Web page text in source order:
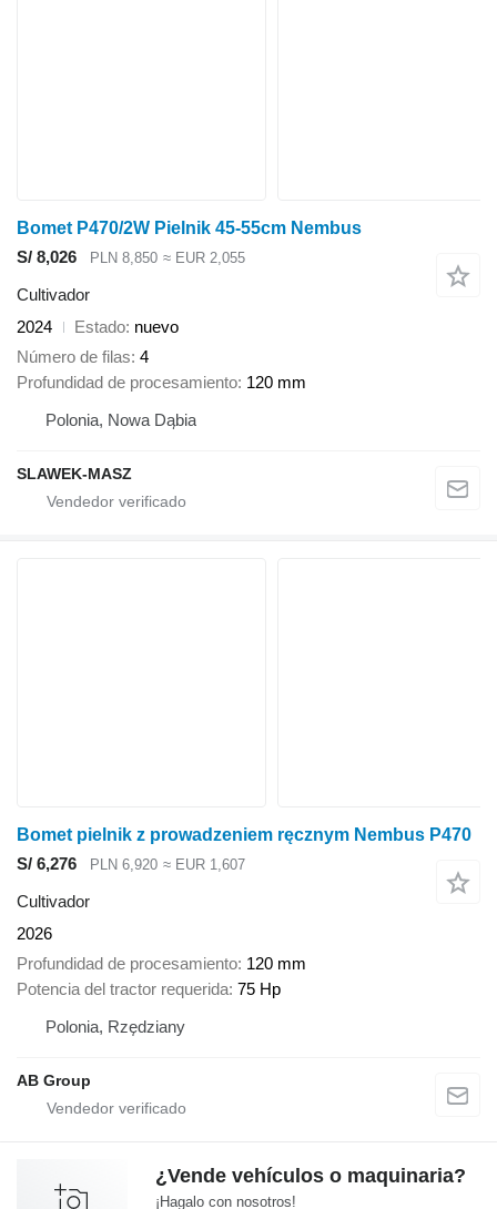
Bomet P470/2W Pielnik 45-55cm Nembus
S/ 8,026
PLN 8,850 ≈ EUR 2,055
Cultivador
2024
Estado nuevo
Número de filas 4
Profundidad de procesamiento 120 mm
Polonia, Nowa Dąbia
SLAWEK-MASZ
Bomet pielnik z prowadzeniem ręcznym Nembus P470
S/ 6,276
PLN 6,920 ≈ EUR 1,607
Cultivador
2026
Profundidad de procesamiento 120 mm
Potencia del tractor requerida 75 Hp
Polonia, Rzędziany
AB Group
¿Vende vehículos o maquinaria?
¡Hagalo con nosotros!